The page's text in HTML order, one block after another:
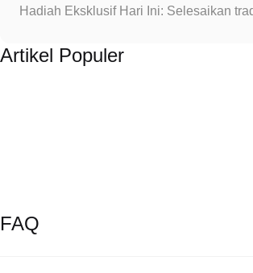
Hadiah Eksklusif Hari Ini: Selesaikan
Artikel Populer
FAQ